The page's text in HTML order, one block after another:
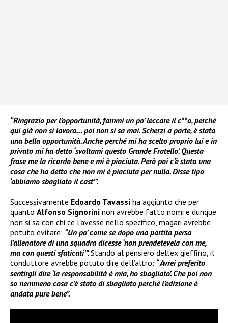
“Ringrazio per l’opportunità, fammi un po’ leccare il c**o, perché
qui già non si lavora… poi non si sa mai. Scherzi a parte, è stata
una bella opportunità. Anche perché mi ha scelto proprio lui e in
privato mi ha detto ‘svoltami questo Grande Fratello’. Questa
frase me la ricordo bene e mi è piaciuta. Però poi c’è stata una
cosa che ha detto che non mi è piaciuta per nulla. Disse tipo
‘abbiamo sbagliato il cast’”.
Successivamente Edoardo Tavassi ha aggiunto che per
quanto Alfonso Signorini non avrebbe fatto nomi e dunque
non si sa con chi ce l’avesse nello specifico, magari avrebbe
potuto evitare: “Un po’ come se dopo una partita persa
l’allenatore di una squadra dicesse ‘non prendetevela con me,
ma con questi sfaticati’”.Stando al pensiero dell’ex gieffino, il
conduttore avrebbe potuto dire dell’altro: “Avrei preferito
sentirgli dire ‘la responsabilità è mia, ho sbagliato’. Che poi non
so nemmeno cosa c’è stato di sbagliato perché l’edizione è
andata pure bene”.